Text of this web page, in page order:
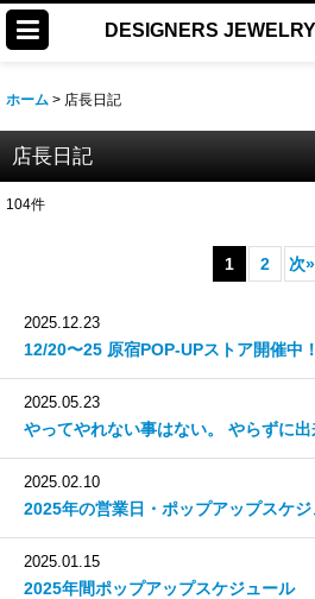
DESIGNERS
ホーム > 店長日記
店長日記
104件
1 2 次»
2025.12.23
12/20〜25 原宿POP-UPストア開催中！
2025.05.23
やってやれない事はない。 やらずに出
2025.02.10
2025年の営業日・ポップアップスケ
2025.01.15
2025年間ポップアップスケジュール